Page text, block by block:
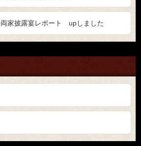
家披露宴レポート upしました